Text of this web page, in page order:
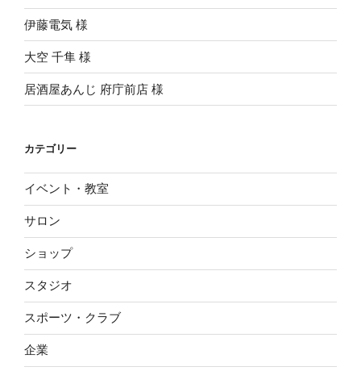
伊藤電気 様
大空 千隼 様
居酒屋あんじ 府庁前店 様
カテゴリー
イベント・教室
サロン
ショップ
スタジオ
スポーツ・クラブ
企業